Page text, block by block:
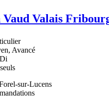
Valais
Avancé
sur-Lucens